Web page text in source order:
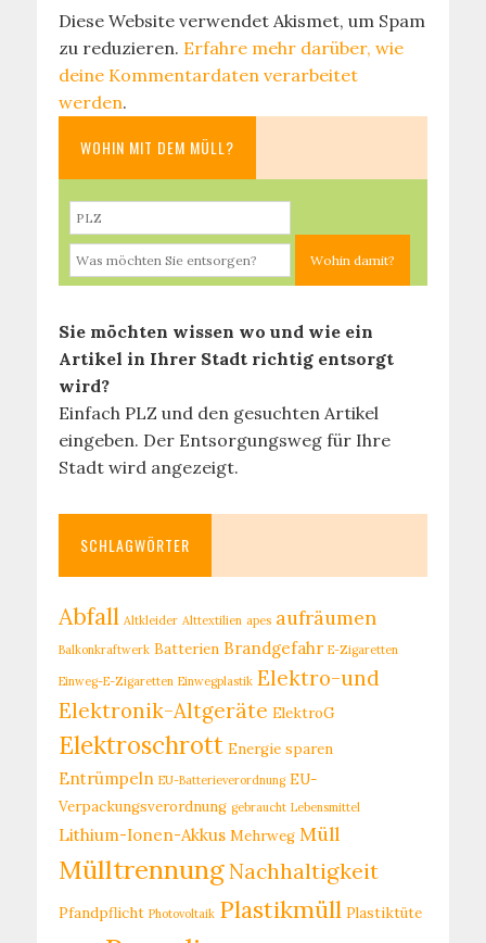
Diese Website verwendet Akismet, um Spam
zu reduzieren. Erfahre mehr darüber, wie
deine Kommentardaten verarbeitet
werden.
WOHIN MIT DEM MÜLL?
Sie möchten wissen wo und wie ein
Artikel in Ihrer Stadt richtig entsorgt
wird?
Einfach PLZ und den gesuchten Artikel
eingeben. Der Entsorgungsweg für Ihre
Stadt wird angezeigt.
SCHLAGWÖRTER
Abfall Altkleider Alttextilien apes aufräumen
Balkonkraftwerk Batterien Brandgefahr E-Zigaretten
Einweg-E-Zigaretten Einwegplastik Elektro-und
Elektronik-Altgeräte ElektroG
Elektroschrott Energie sparen
Entrümpeln EU-Batterieverordnung EU-
Verpackungsverordnung gebraucht Lebensmittel
Lithium-Ionen-Akkus Mehrweg Müll
MülltrennungNachhaltigkeit
Pfandpflicht Photovoltaik Plastikmüll Plastiktüte